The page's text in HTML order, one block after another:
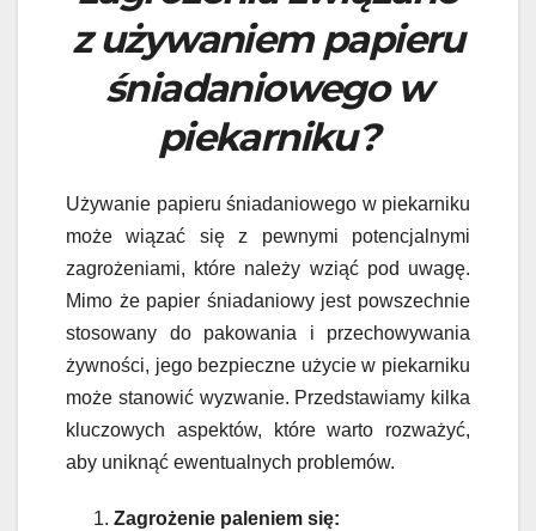
z używaniem papieru
śniadaniowego w
piekarniku?
Używanie papieru śniadaniowego w piekarniku
może wiązać się z pewnymi potencjalnymi
zagrożeniami, które należy wziąć pod uwagę.
Mimo że papier śniadaniowy jest powszechnie
stosowany do pakowania i przechowywania
żywności, jego bezpieczne użycie w piekarniku
może stanowić wyzwanie. Przedstawiamy kilka
kluczowych aspektów, które warto rozważyć,
aby uniknąć ewentualnych problemów.
Zagrożenie paleniem się: